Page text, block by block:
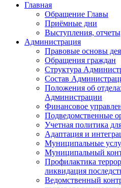
Главная
Обращение Главы
Приёмные дни
Выступления,
Администрация
Правовые основы
Обращения граждан
Структура
Состав
Положения об
Администрации
Финансовое
Подведомственные
Учетная политика
Адаптация и
Муниципальные
Муниципальный
Профилактика
ликвидация
Ведомственный